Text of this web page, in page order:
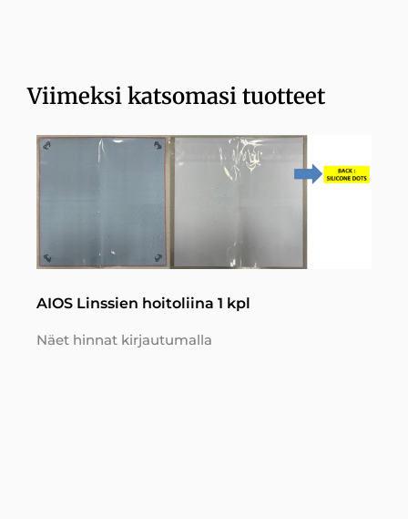
Viimeksi katsomasi tuotteet
AIOS Linssien hoitoliina 1 kpl
Näet hinnat kirjautumalla